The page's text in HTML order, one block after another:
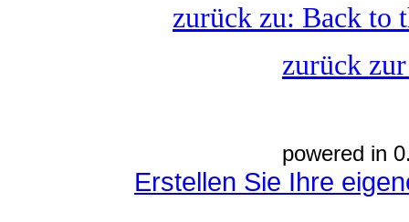
zurück zu: Back to
zurück
powered in
Erstellen Sie Ihre